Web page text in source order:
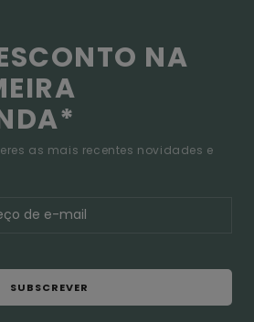
NA
as mais recentes novidades e
SUBSCREVER